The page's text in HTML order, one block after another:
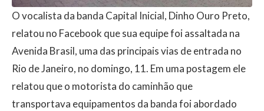
O vocalista da banda Capital Inicial, Dinho Ouro Preto,
relatou no Facebook que sua equipe foi assaltada na
Avenida Brasil, uma das principais vias de entrada no
Rio de Janeiro, no domingo, 11. Em uma postagem ele
relatou que o motorista do caminhão que
transportava equipamentos da banda foi abordado